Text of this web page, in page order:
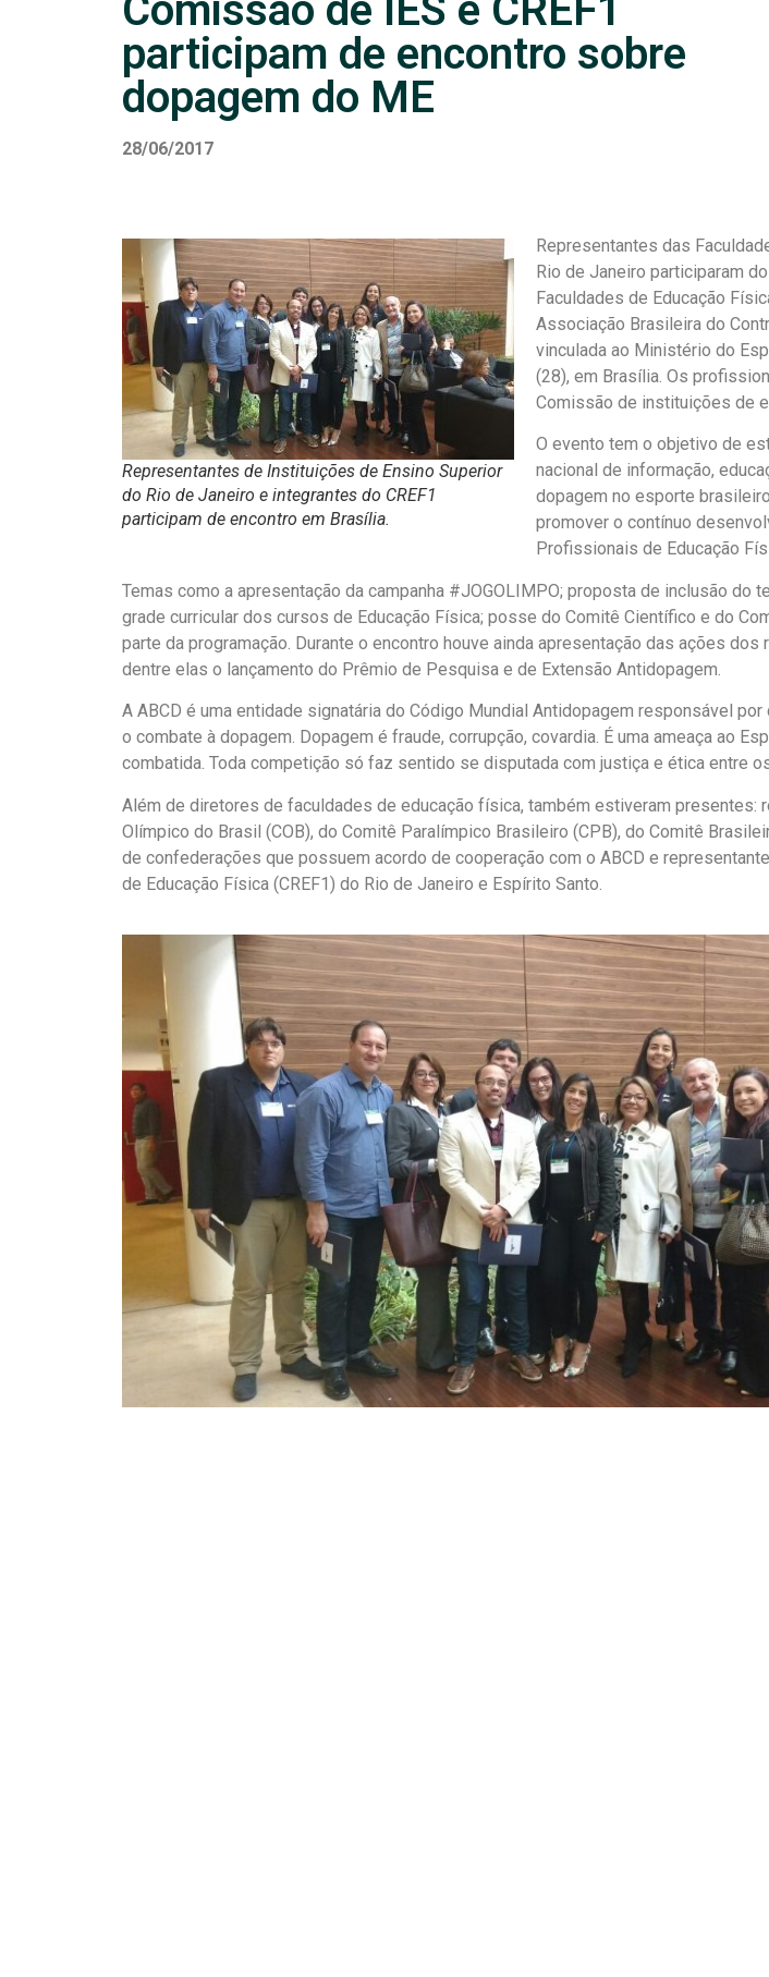
Comissão de IES e CREF1
participam de encontro sobre
dopagem do ME
28/06/2017
Representantes de Instituições de Ensino Superior
do Rio de Janeiro e integrantes do CREF1
participam de encontro em Brasília.
Representantes das
Rio de Janeiro participaram
Faculdades de Educação
Associação Brasileira do
vinculada ao Ministério do
(28), em Brasília. Os
Comissão de instituições de
O evento tem o objetivo de
nacional de informação,
dopagem no esporte
promover o contínuo
Profissionais de Educação
Temas como a apresentação da campanha #JOGOLIMPO; proposta de inclusão do
grade curricular dos cursos de Educação Física; posse do Comitê Científico e do
parte da programação. Durante o encontro houve ainda apresentação das ações
dentre elas o lançamento do Prêmio de Pesquisa e de Extensão Antidopagem.
A ABCD é uma entidade signatária do Código Mundial Antidopagem responsável por
o combate à dopagem. Dopagem é fraude, corrupção, covardia. É uma ameaça ao
combatida. Toda competição só faz sentido se disputada com justiça e ética entre
Além de diretores de faculdades de educação física, também estiveram presentes:
Olímpico do Brasil (COB), do Comitê Paralímpico Brasileiro (CPB), do Comitê
de confederações que possuem acordo de cooperação com o ABCD e
de Educação Física (CREF1) do Rio de Janeiro e Espírito Santo.